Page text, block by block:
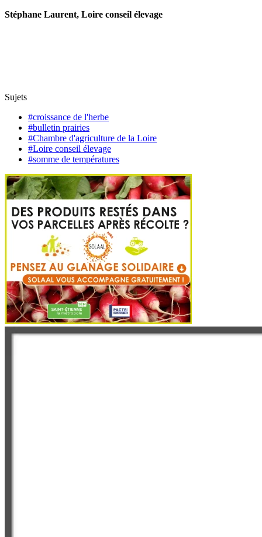
Stéphane Laurent, Loire conseil élevage
Sujets
#croissance de l'herbe
#bulletin prairies
#Chambre d'agriculture de la Loire
#Loire conseil élevage
#somme de températures